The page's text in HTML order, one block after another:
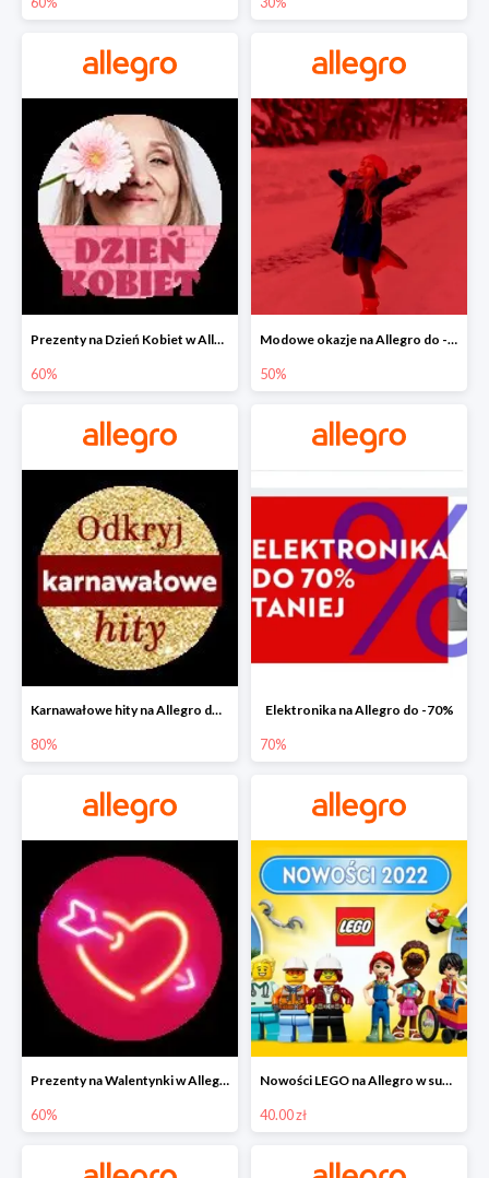
Prezenty na Dzień Kobiet w Allegro do -60%
60%
Modowe okazje na Allegro do -50%
50%
Karnawałowe hity na Allegro do -80%
80%
Elektronika na Allegro do -70%
70%
Prezenty na Walentynki w Allegro do -60%
60%
Nowości LEGO na Allegro w super cenach od 40 zł
40.00 zł